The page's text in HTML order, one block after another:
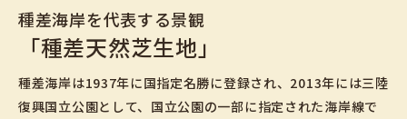
種差海岸を代表する景観
「種差天然芝生地」
種差海岸は1937年に国指定名勝に登録され、2013年には三陸
復興国立公園として、国立公園の一部に指定された海岸線で